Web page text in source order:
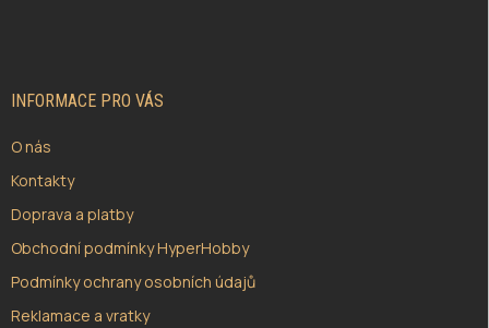
INFORMACE PRO VÁS
O nás
Kontakty
Doprava a platby
Obchodní podmínky HyperHobby
Podmínky ochrany osobních údajů
Reklamace a vratky